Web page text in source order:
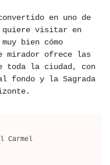
en uno de
quiere visitar en
bien cómo
mirador ofrece las
toda la ciudad, con
fondo y la Sagrada
Carmel